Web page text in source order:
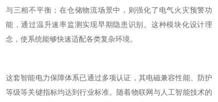
与三相不平衡；在仓储物流场景中，则强化了电气火灾预警功
能，通过温升速率监测实现早期隐患识别。这种模块化设计理
念，使系统能够快速适配各类复杂环境。
这套智能电力保障体系已通过多项认证，其电磁兼容性能、防护
等级等关键指标均达到行业标准。随着物联网与人工智能技术的